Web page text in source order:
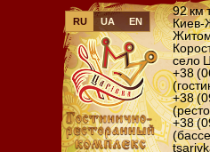
92 км
Киев-
село
+38
+38
+38
RU UA EN